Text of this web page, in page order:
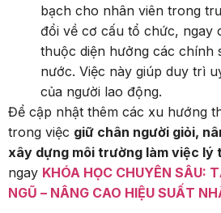
bạch cho nhân viên trong
đổi về cơ cấu tổ chức, ngay
thuộc diện hưởng các chính
nước. Việc này giúp duy trì
của người lao động.
Để cập nhật thêm các xu hướng
trong việc giữ chân người giỏi,
xây dựng môi trường làm việc lý
ngay KHÓA HỌC CHUYÊN SÂU:
NGŨ – NÂNG CAO HIỆU SUẤT